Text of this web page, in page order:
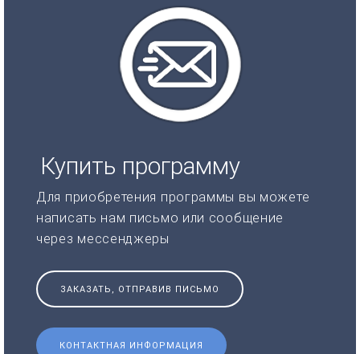
Купить программу
Для приобретения программы вы можете
написать нам письмо или сообщение
через мессенджеры
ЗАКАЗАТЬ, ОТПРАВИВ ПИСЬМО
КОНТАКТНАЯ ИНФОРМАЦИЯ